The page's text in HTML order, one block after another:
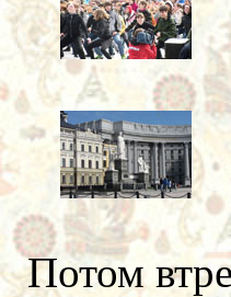
Потом